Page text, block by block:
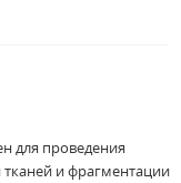
для проведения
и фрагментации